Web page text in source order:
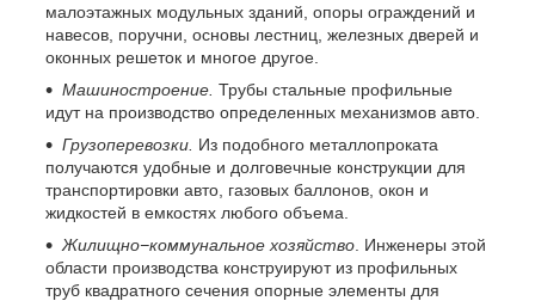
малоэтажных модульных зданий, опоры ограждений и
навесов, поручни, основы лестниц, железных дверей и
оконных решеток и многое другое.
Машиностроение. Трубы стальные профильные
идут на производство определенных механизмов авто.
Грузоперевозки. Из подобного металлопроката
получаются удобные и долговечные конструкции для
транспортировки авто, газовых баллонов, окон и
жидкостей в емкостях любого объема.
Жилищно−коммунальное хозяйство . Инженеры этой
области производства конструируют из профильных
труб квадратного сечения опорные элементы для